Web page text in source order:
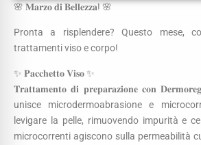
🌸 𝐌𝐚𝐫𝐳𝐨 𝐝𝐢 𝐁𝐞𝐥𝐥𝐞𝐳𝐳𝐚! 🌸
Pronta a risplendere? Questo mese,
trattamenti viso e corpo!
✨ 𝐏𝐚𝐜𝐜𝐡𝐞𝐭𝐭𝐨 𝐕𝐢𝐬𝐨 ✨
𝐓𝐫𝐚𝐭𝐭𝐚𝐦𝐞𝐧𝐭𝐨 𝐝𝐢 𝐩𝐫𝐞𝐩𝐚𝐫𝐚𝐳𝐢𝐨𝐧𝐞 𝐜𝐨𝐧
unisce microdermoabrasione e
levigare la pelle, rimuovendo impurità e
microcorrenti agiscono sulla permeabilità